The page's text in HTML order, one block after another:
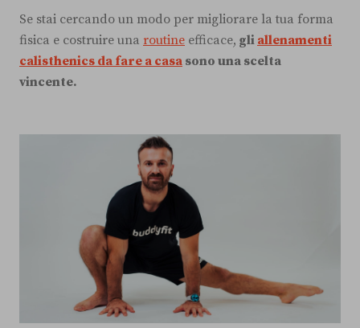
Se stai cercando un modo per migliorare la tua forma
fisica e costruire una routine efficace, gli allenamenti
calisthenics da fare a casa sono una scelta
vincente.